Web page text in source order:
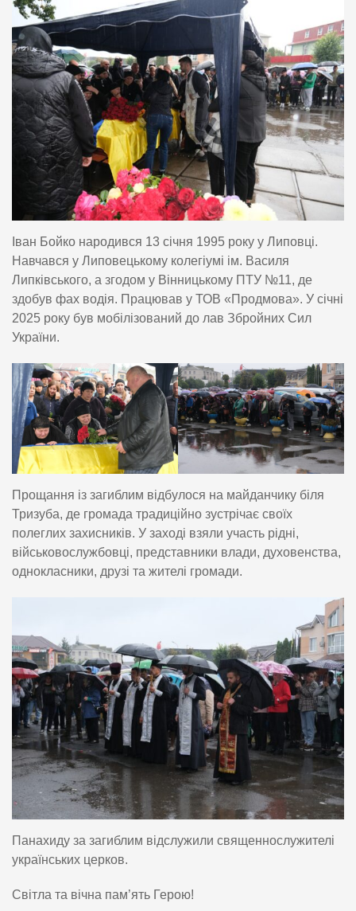
Іван Бойко народився 13 січня 1995 року у Липовці.
Навчався у Липовецькому колегіумі ім. Василя
Липківського, а згодом у Вінницькому ПТУ №11, де
здобув фах водія. Працював у ТОВ «Продмова». У січні
2025 року був мобілізований до лав Збройних Сил
України.
Прощання із загиблим відбулося на майданчику біля
Тризуба, де громада традиційно зустрічає своїх
полеглих захисників. У заході взяли участь рідні,
військовослужбовці, представники влади, духовенства,
однокласники, друзі та жителі громади.
Панахиду за загиблим відслужили священнослужителі
українських церков.
Світла та вічна пам’ять Герою!